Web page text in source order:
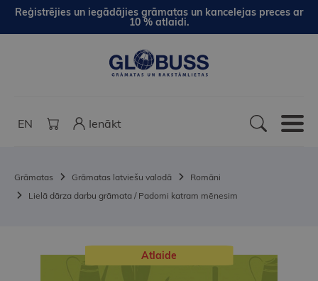
Reģistrējies un iegādājies grāmatas un kancelejas preces ar
10 % atlaidi.
EN Ienākt
Grāmatas Grāmatas latviešu valodā
Romāni
Lielā dārza darbu grāmata / Padomi katram mēnesim
Atlaide